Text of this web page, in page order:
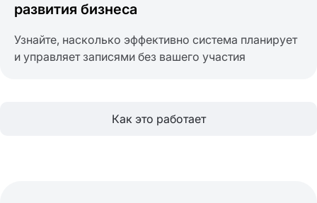
развития бизнеса
Узнайте, насколько эффективно система планирует
и управляет записями без вашего участия
Как это работает